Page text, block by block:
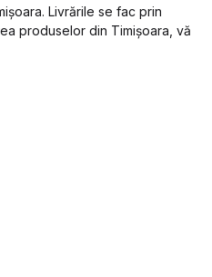
Livrările se fac prin
produselor din Timișoara, vă